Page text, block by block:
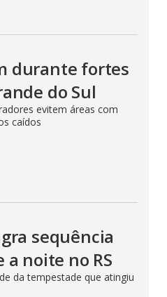
durante fortes
do Sul
evitem áreas com
caídos
sequência
noite no RS
da tempestade que atingiu